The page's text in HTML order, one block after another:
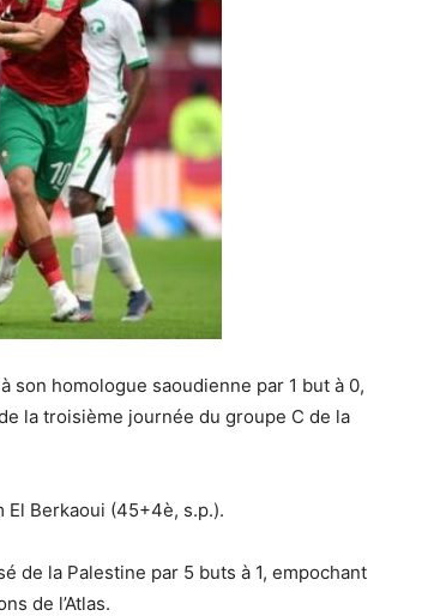
son homologue saoudienne par 1 but à 0,
la troisième journée du groupe C de la
El Berkaoui (45+4è, s.p.).
de la Palestine par 5 buts à 1, empochant
de l’Atlas.